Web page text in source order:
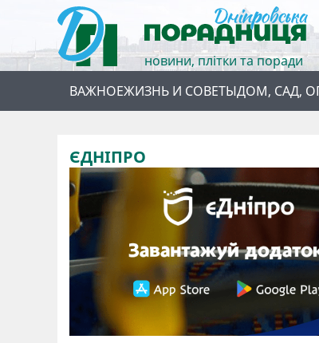
новини, плітки та поради
ВАЖНОЕЖИЗНЬ И СОВЕТЫДОМ, САД,
ЄДНІПРО